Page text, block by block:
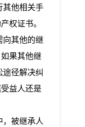
他相关手
权证书。
其他的继
果其他继
径解决纠
益人还是
被继承人